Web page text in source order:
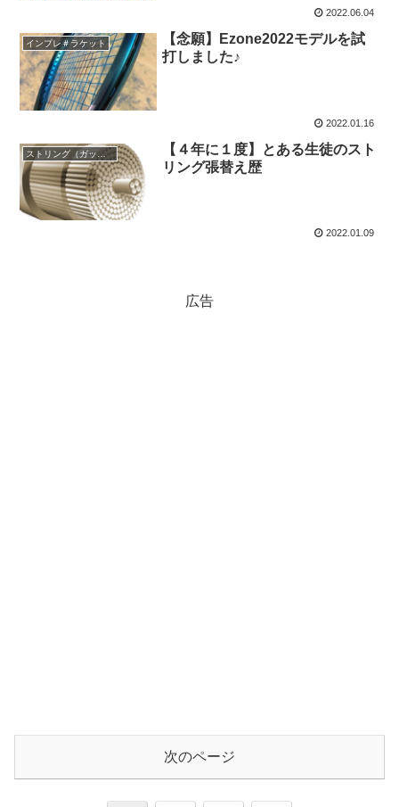
2022.06.04
インプレ＃ラケット
【念願】Ezone2022モデルを試
打しました♪
2022.01.16
ストリング（ガット）
【４年に１度】とある生徒のスト
リング張替え歴
2022.01.09
広告
次のページ